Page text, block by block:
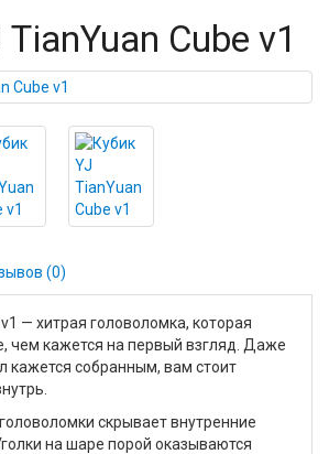
Cube v1
(0)
— хитрая головоломка, которая
чем кажется на первый взгляд. Даже
кажется собранным, вам стоит
скрывает внутренние
на шаре порой оказываются